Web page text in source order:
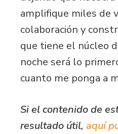
amplifique miles de
colaboración y
que tiene el núcleo
noche será lo
cuanto me ponga a
Si el contenido de
resultado útil, aquí